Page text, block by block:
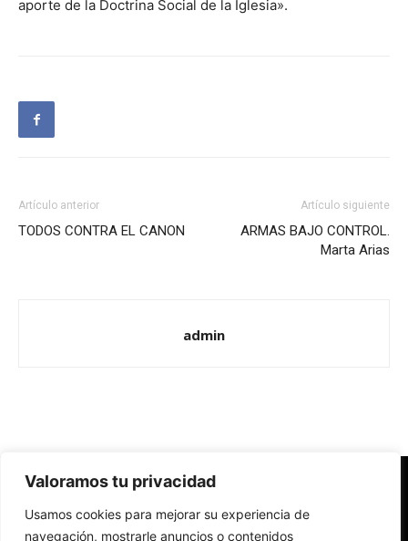
Valoramos tu privacidad
Usamos cookies para mejorar su experiencia de
navegación, mostrarle anuncios o contenidos
aporte de la Doctrina Social de la Iglesia».
Artículo anterior
TODOS CONTRA EL CANON
Artículo siguiente
ARMAS BAJO CONTROL.
Marta Arias
admin
Redes Cristianas
Una mirada alternativa sobre la Iglesia católica y la sociedad
- Colectivos de Redes Cristianas